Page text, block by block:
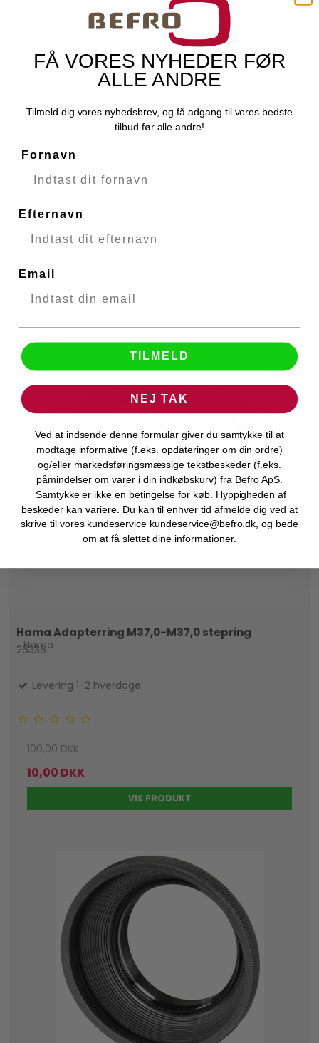
modlysblænde
CANON
Levering 1-2 hverdage
239,40 DKK
Hama Adapterring M37,0-M37,0 stepring
Hama
26336
Levering 1-2 hverdage
100,00 DKK
10,00 DKK
VIS PRODUKT
FÅ VORES NYHEDER FØR
ALLE ANDRE
Tilmeld dig vores nyhedsbrev, og få adgang til vores bedste
tilbud før alle andre!
Fornavn
Efternavn
Email
TILMELD
NEJ TAK
Ved at indsende denne formular giver du samtykke til at
modtage informative (f.eks. opdateringer om din ordre)
og/eller markedsføringsmæssige tekstbeskeder (f.eks.
påmindelser om varer i din indkøbskurv) fra Befro ApS.
Samtykke er ikke en betingelse for køb. Hyppigheden af
beskeder kan variere. Du kan til enhver tid afmelde dig ved at
skrive til vores kundeservice kundeservice@befro.dk, og bede
om at få slettet dine informationer.